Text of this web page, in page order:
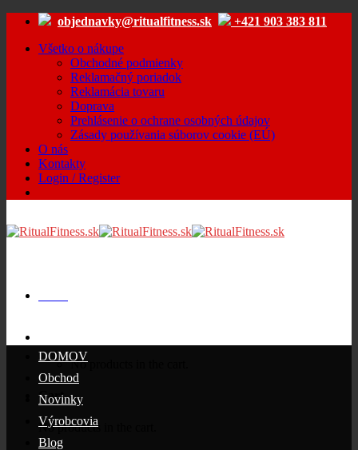
Skip
content
objednavky@ritualfitness.sk
+421 903 383 811
Všetko o nákupe
Obchodné podmienky
Reklamačný poriadok
Reklamácia tovaru
Doprava
Prehlásenie o ochrane osobných údajov
Zásady používania súborov cookie (EÚ)
O nás
Kontakty
Login / Register
No products in the cart.
Cart
No products in the cart.
DOMOV
Obchod
Novinky
Výrobcovia
Blog